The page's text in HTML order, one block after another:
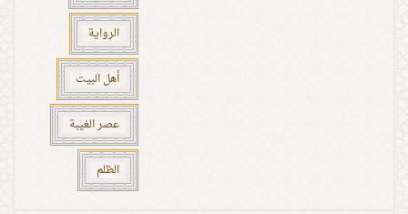
الرواية
أهل البيت
عصر الغيبة
الظلم